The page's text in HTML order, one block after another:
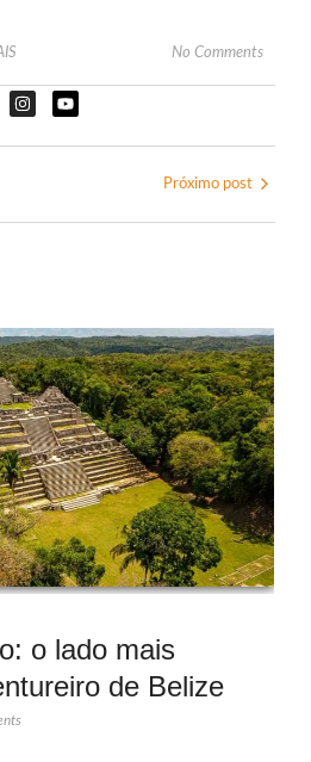
No Comments
Próximo post
o lado mais
de Belize